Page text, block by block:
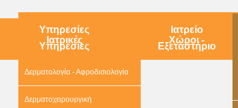
Υπηρεσίες
Ιατρικές
Υπηρεσίες
Δερματολογία - Αφροδισιολογία
Δερματοχειρουργική
Ιατρείο
Χώροι -
Εξεταστήριο